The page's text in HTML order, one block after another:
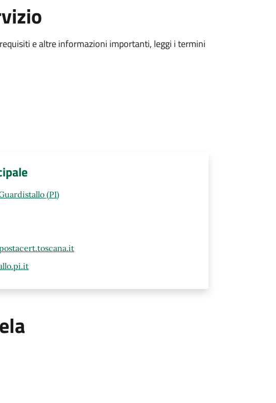
e altre informazioni importanti, leggi i termini
(PI)